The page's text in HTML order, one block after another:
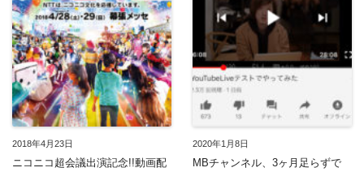
2018年4月23日
ニコニコ超会議出演記念!!動画配
2020年1月8日
MBチャンネル、3ヶ月足らずで